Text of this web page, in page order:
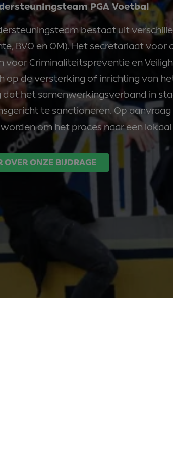
PGA Voetbal
bestaat uit
BVO en OM). Het secretariaat
voor Criminaliteitspreventie en
op de versterking of inrichting van
dat het samenwerkingsverband in
te sanctioneren. Op
om het proces naar een
OVER ONZE BIJDRAGE